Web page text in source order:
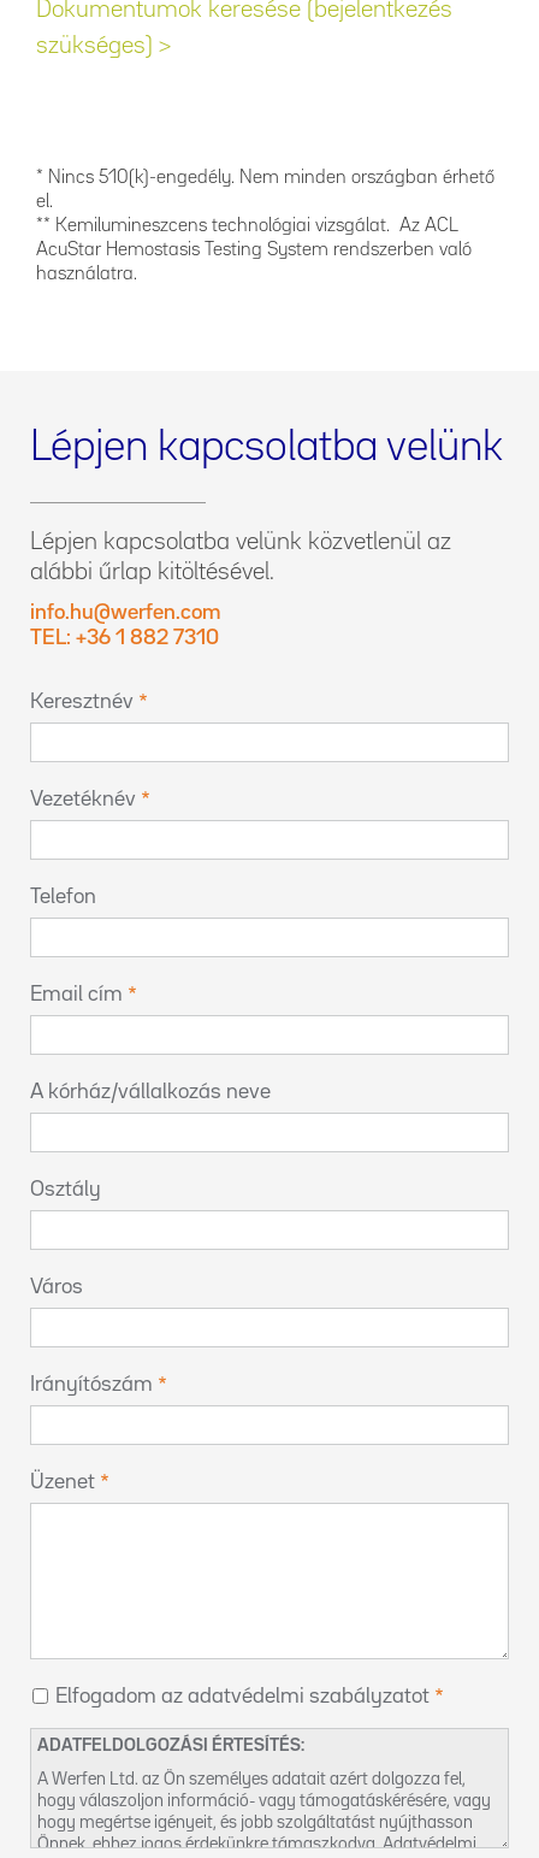
Dokumentumok keresése (bejelentkezés
szükséges) >
* Nincs 510(k)-engedély. Nem minden országban érhető
el.
** Kemilumineszcens technológiai vizsgálat. Az ACL
AcuStar Hemostasis Testing System rendszerben való
használatra.
Lépjen kapcsolatba velünk
Lépjen kapcsolatba velünk közvetlenül az
alábbi űrlap kitöltésével.
info.hu@werfen.com
TEL: +36 1 882 7310
Keresztnév
Vezetéknév
Telefon
Email cím
A kórház/vállalkozás neve
Osztály
Város
Irányítószám
Üzenet
Elfogadom az adatvédelmi szabályzatot
ADATFELDOLGOZÁSI ÉRTESÍTÉS:
A Werfen Ltd. az Ön személyes adatait azért dolgozza fel,
hogy válaszoljon információ- vagy támogatáskérésére, vagy
hogy megértse igényeit, és jobb szolgáltatást nyújthasson
Önnek, ehhez jogos érdekünkre támaszkodva. Adatvédelmi